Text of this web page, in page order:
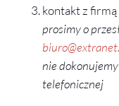
kontakt z
prosimy o
nie
telefonicznej